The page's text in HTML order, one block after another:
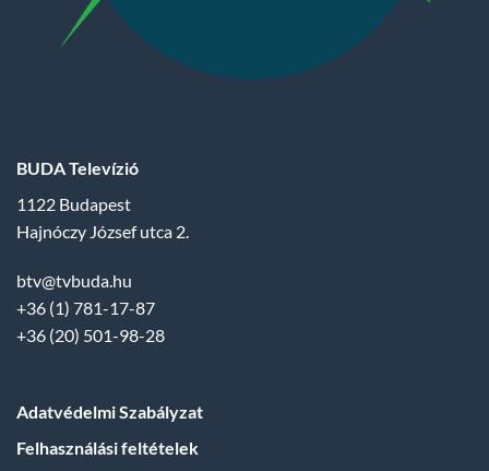
BUDA Televízió
1122 Budapest
Hajnóczy József utca 2.
btv@tvbuda.hu
+36 (1) 781-17-87
+36 (20) 501-98-28
Adatvédelmi Szabályzat
Felhasználási feltételek